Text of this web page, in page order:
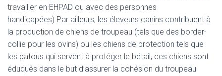
travailler en EHPAD ou avec des personnes
handicapées).Par ailleurs, les éleveurs canins contribuent à
la production de chiens de troupeau (tels que des border-
collie pour les ovins) ou les chiens de protection tels que
les patous qui servent à protéger le bétail, ces chiens sont
éduqués dans le but d’assurer la cohésion du troupeau